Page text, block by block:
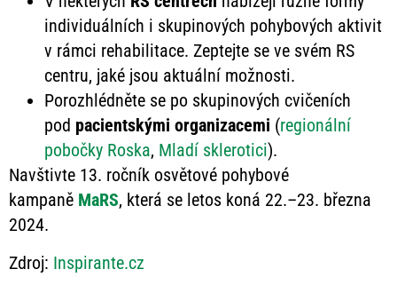
individuálních i skupinových pohybových aktivit
v rámci rehabilitace. Zeptejte se ve svém RS
centru, jaké jsou aktuální možnosti.
Porozhlédněte se po skupinových cvičeních
pod pacientskými organizacemi (regionální
pobočky Roska, Mladí sklerotici).
Navštivte 13. ročník osvětové pohybové
kampaně MaRS, která se letos koná 22.–23. března
2024.
Zdroj: Inspirante.cz